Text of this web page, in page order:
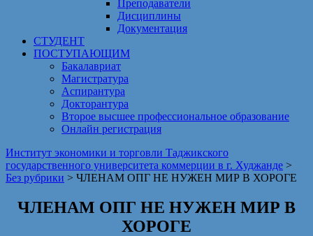
Преподаватели
Дисциплины
Документация
СТУДЕНТ
ПОСТУПАЮЩИМ
Бакалавриат
Магистратура
Аспирантура
Докторантура
Второе высшее профессиональное образование
Онлайн регистрация
Институт экономики и торговли Таджикского
государственного университета коммерции в г. Худжанде >
Без рубрики > ЧЛЕНАМ ОПГ НЕ НУЖЕН МИР В ХОРОГЕ
ЧЛЕНАМ ОПГ НЕ НУЖЕН МИР В
ХОРОГЕ